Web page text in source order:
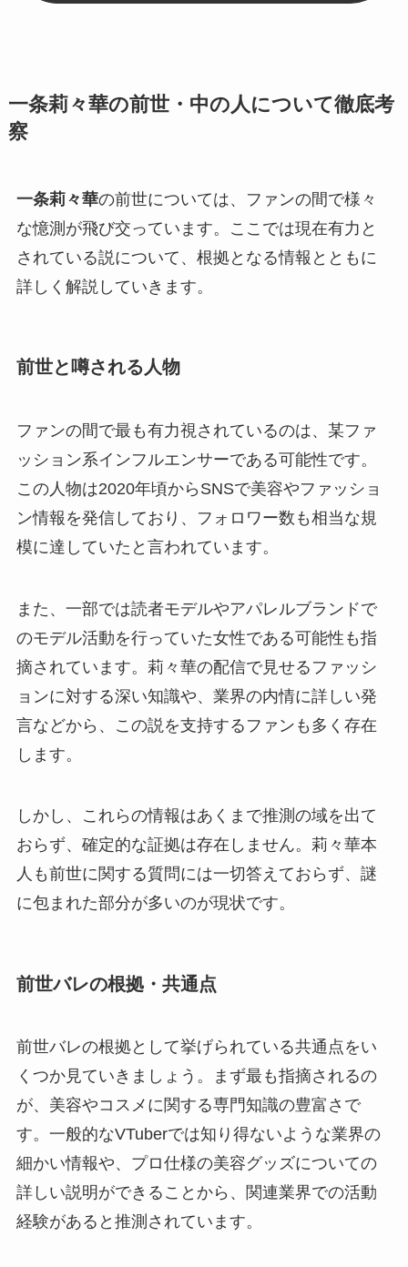
一条莉々華の前世・中の人について徹底考
察
一条莉々華の前世については、ファンの間で様々
な憶測が飛び交っています。ここでは現在有力と
されている説について、根拠となる情報とともに
詳しく解説していきます。
前世と噂される人物
ファンの間で最も有力視されているのは、某ファ
ッション系インフルエンサーである可能性です。
この人物は2020年頃からSNSで美容やファッショ
ン情報を発信しており、フォロワー数も相当な規
模に達していたと言われています。
また、一部では読者モデルやアパレルブランドで
のモデル活動を行っていた女性である可能性も指
摘されています。莉々華の配信で見せるファッシ
ョンに対する深い知識や、業界の内情に詳しい発
言などから、この説を支持するファンも多く存在
します。
しかし、これらの情報はあくまで推測の域を出て
おらず、確定的な証拠は存在しません。莉々華本
人も前世に関する質問には一切答えておらず、謎
に包まれた部分が多いのが現状です。
前世バレの根拠・共通点
前世バレの根拠として挙げられている共通点をい
くつか見ていきましょう。まず最も指摘されるの
が、美容やコスメに関する専門知識の豊富さで
す。一般的なVTuberでは知り得ないような業界の
細かい情報や、プロ仕様の美容グッズについての
詳しい説明ができることから、関連業界での活動
経験があると推測されています。